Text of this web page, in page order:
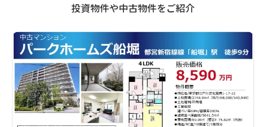
投資物件や中古物件をご紹介